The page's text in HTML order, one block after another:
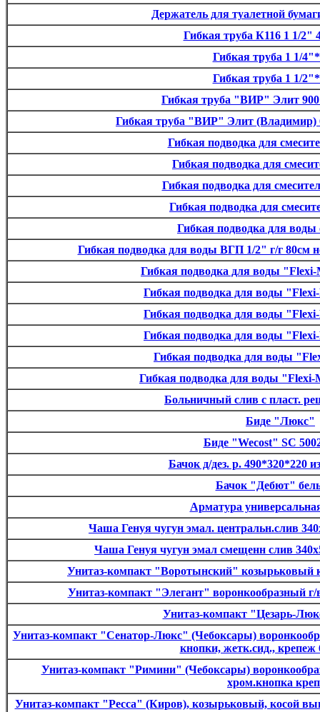
Держатель для туалетной
Гибкая труба К116 1 1/2"
Гибкая труба 1 1/
Гибкая труба 1 1/
Гибкая труба "ВИР" Элит
Гибкая труба "ВИР" Элит (Владимир)
Гибкая подводка для
Гибкая подводка для
Гибкая подводка для
Гибкая подводка для
Гибкая подводка для воды
Гибкая подводка для воды ВГП 1/2" г/г 80см
Гибкая подводка для воды
Гибкая подводка для воды
Гибкая подводка для воды
Гибкая подводка для воды
Гибкая подводка для воды
Гибкая подводка для воды
Больничный слив с пласт.
Биде "Люкс"
Биде "Wecost" SC
Бачок д/дез. р. 490*320*220
Бачок "Дебют"
Арматура
Чаша Генуя чугун эмал. центральн.слив
Чаша Генуя чугун эмал смещенн слив
Унитаз-компакт "Воротынский" козырьковый
Унитаз-компакт "Элегант" воронкообразный
Унитаз-компакт "Цезарь-
Унитаз-компакт "Сенатор-Люкс" (Чебоксары)
кнопки, жетк.сид., крепеж
Унитаз-компакт "Римини" (Чебоксары)
хром.кнопка
Унитаз-компакт "Ресса" (Киров), козырьковый, косой